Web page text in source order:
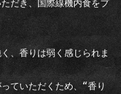
だき、国際線機内食をプ
、香りは弱く感じられま
ていただくため、“香り